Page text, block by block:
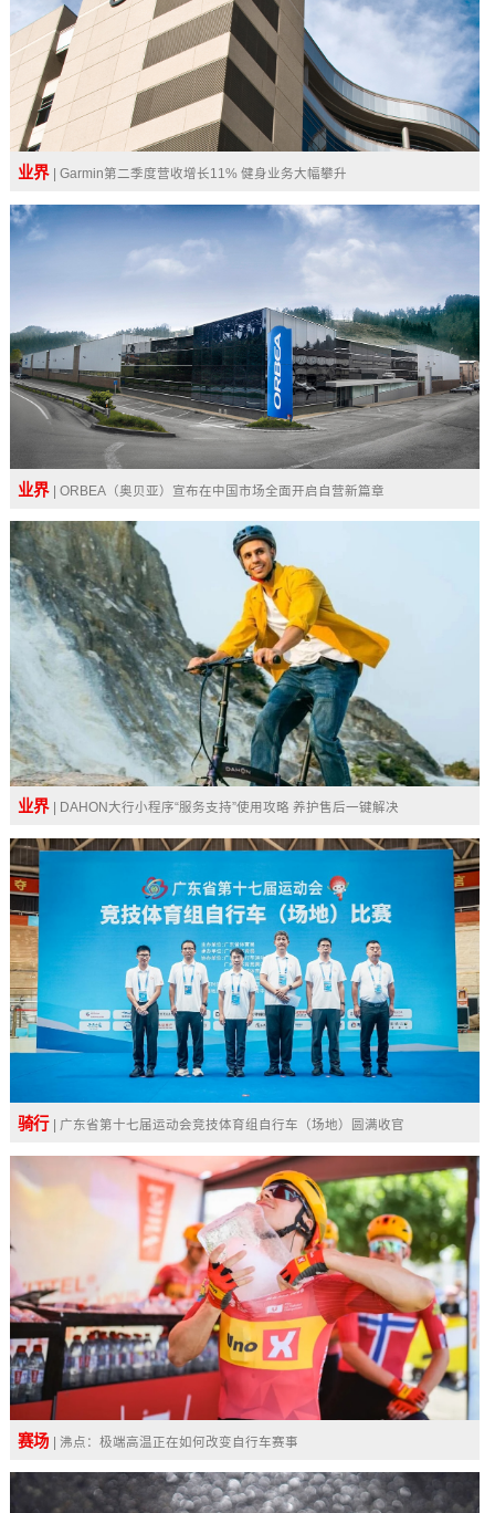
业界 | Garmin第二季度营收增长11% 健身业务大幅攀升
业界 | ORBEA（奥贝亚）宣布在中国市场全面开启自营新篇章
业界 | DAHON大行小程序“服务支持”使用攻略 养护售后一键解决
骑行 | 广东省第十七届运动会竞技体育组自行车（场地）圆满收官
赛场 | 沸点：极端高温正在如何改变自行车赛事